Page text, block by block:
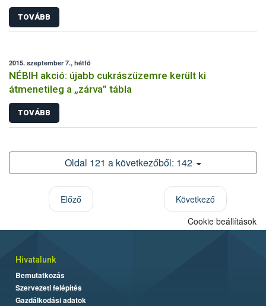
TOVÁBB
2015. szeptember 7., hétfő
NÉBIH akció: újabb cukrászüzemre került ki
átmenetileg a „zárva” tábla
TOVÁBB
Oldal 121 a következőből: 142
Előző
Következő
Cookie beállítások
Hivatalunk
Bemutatkozás
Szervezeti felépítés
Gazdálkodási adatok